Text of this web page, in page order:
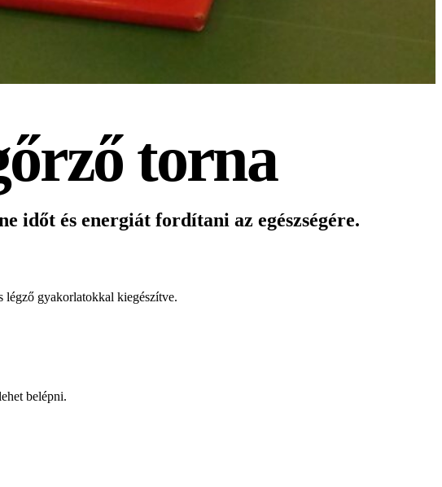
torna
időt és energiát fordítani az egészségére.
légző gyakorlatokkal kiegészítve.
belépni.